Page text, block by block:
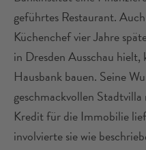
geführtes Restaurant.
Küchenchef vier Jahre
in Dresden Ausschau
Hausbank bauen. Seine
geschmackvollen
Kredit für die Immobilie
involvierte sie wie